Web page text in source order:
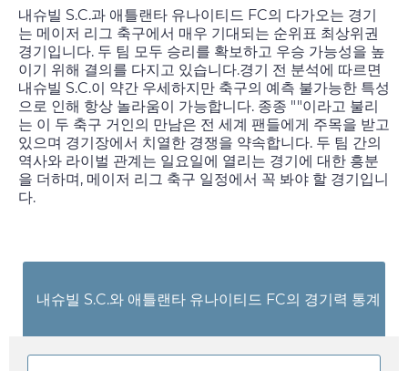
내슈빌 S.C.과 애틀랜타 유나이티드 FC의 다가오는 경기
는 메이저 리그 축구에서 매우 기대되는 순위표 최상위권
경기입니다. 두 팀 모두 승리를 확보하고 우승 가능성을 높
이기 위해 결의를 다지고 있습니다.경기 전 분석에 따르면
내슈빌 S.C.이 약간 우세하지만 축구의 예측 불가능한 특성
으로 인해 항상 놀라움이 가능합니다. 종종 ""이라고 불리
는 이 두 축구 거인의 만남은 전 세계 팬들에게 주목을 받고
있으며 경기장에서 치열한 경쟁을 약속합니다. 두 팀 간의
역사와 라이벌 관계는 일요일에 열리는 경기에 대한 흥분
을 더하며, 메이저 리그 축구 일정에서 꼭 봐야 할 경기입니
다.
내슈빌 S.C.와 애틀랜타 유나이티드 FC의 경기력 통계